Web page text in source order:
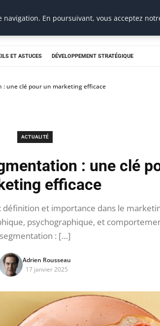
ET ASTUCES DÉVELOPPEMENT STRATÉGIQUE
: une clé pour un marketing efficace
ACTUALITÉ
: une clé
efficace
définition et importance dans le
psychographique, et
segmentation : […]
Adrien Rousseau
17 janvier 2025
En poursuivant, vous acceptez